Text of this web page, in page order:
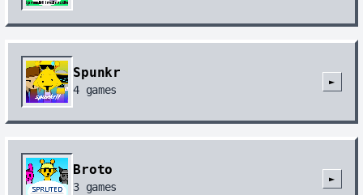
Spunkr
4 games
►
Broto
3 games
►